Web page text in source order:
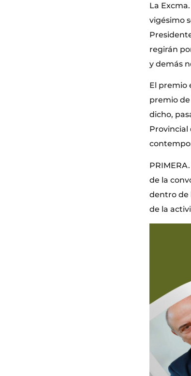
La
vigésimo
regirán
y demás
El premio
premio
dicho,
Provincial
de la
dentro de
de la